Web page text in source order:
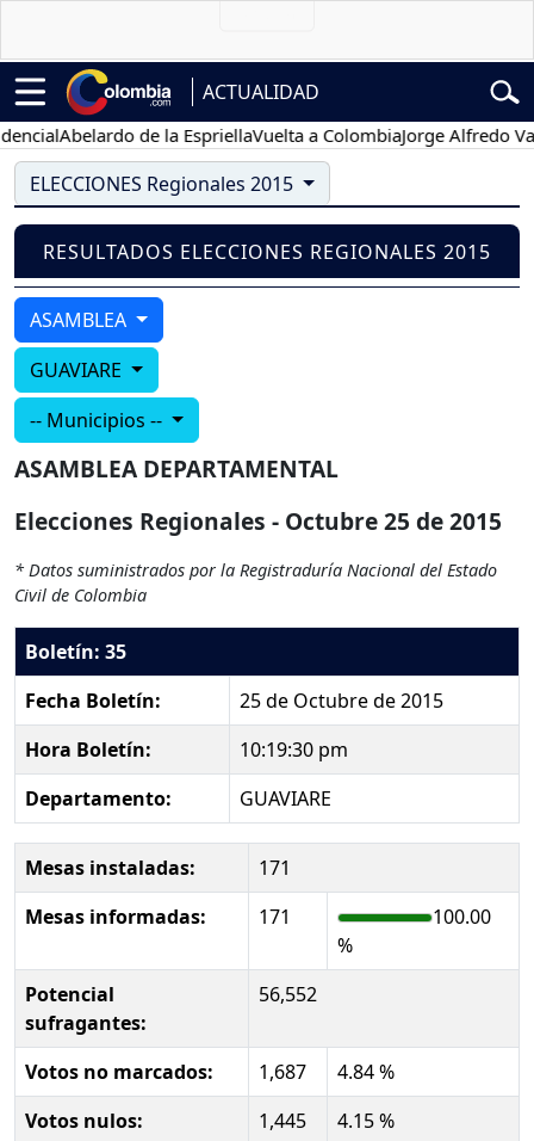
ACTUALIDAD
Abelardo de la EspriellaVuelta a ColombiaJorge Alfredo
ELECCIONES Regionales 2015
RESULTADOS ELECCIONES REGIONALES 2015
ASAMBLEA
GUAVIARE
-- Municipios --
ASAMBLEA DEPARTAMENTAL
Elecciones Regionales - Octubre 25 de 2015
* Datos suministrados por la Registraduría Nacional del Estado
Civil de Colombia
Boletín: 35
Fecha Boletín:
25 de Octubre de 2015
Hora Boletín:
10:19:30 pm
Departamento:
GUAVIARE
Mesas instaladas:
171
Mesas informadas:
171
100.00
%
Potencial
sufragantes:
56,552
Votos no marcados: 1,687
4.84 %
Votos nulos:
1,445
4.15 %